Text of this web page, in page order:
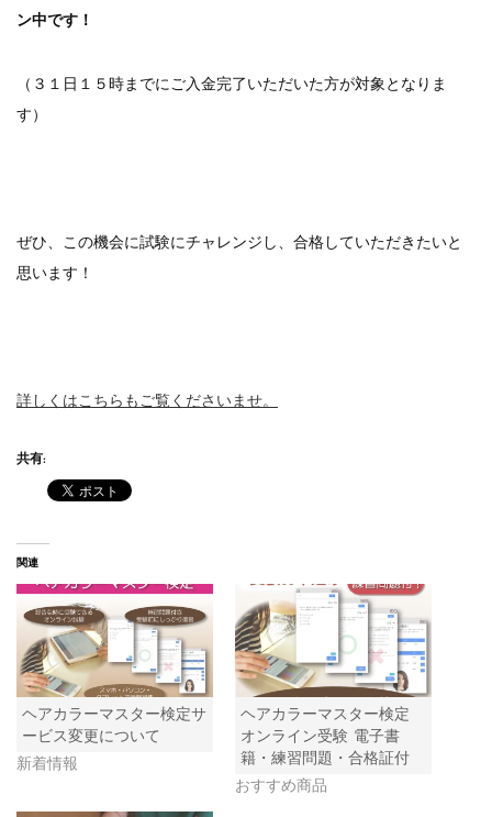
ン中です！
（３１日１５時までにご入金完了いただいた方が対象となりま
す）
ぜひ、この機会に試験にチャレンジし、合格していただきたいと
思います！
詳しくはこちらもご覧くださいませ。
共有:
関連
ヘアカラーマスター検定サ
ービス変更について
新着情報
ヘアカラーマスター検定
オンライン受験 電子書
籍・練習問題・合格証付
おすすめ商品